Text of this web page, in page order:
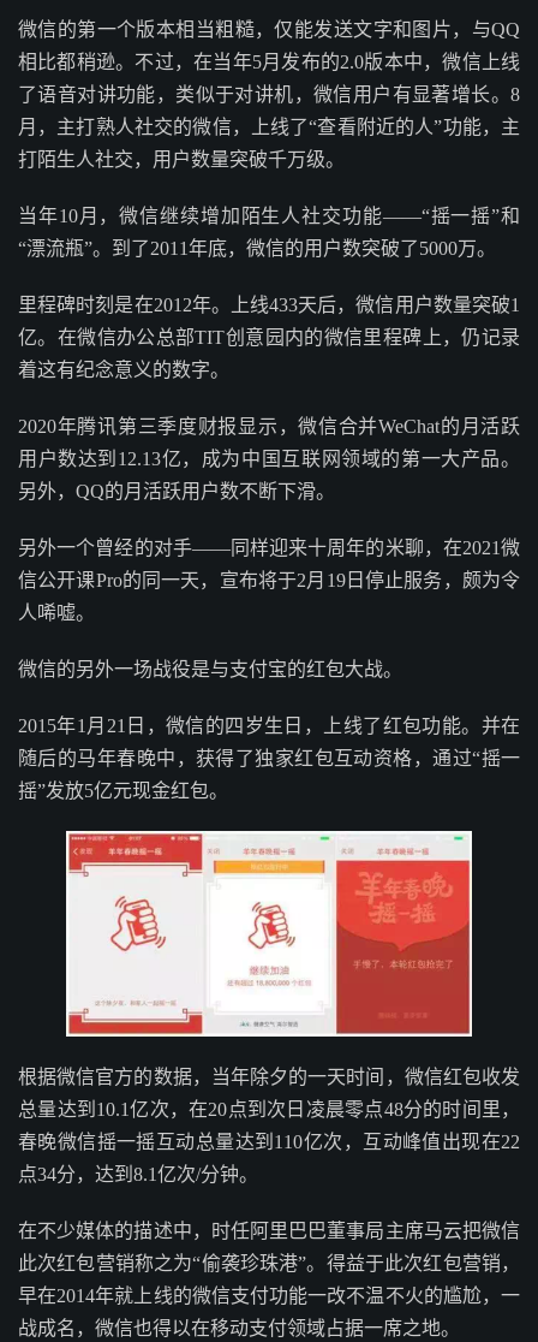
微信的第一个版本相当粗糙，仅能发送文字和图片，与QQ
相比都稍逊。不过，在当年5月发布的2.0版本中，微信上线
了语音对讲功能，类似于对讲机，微信用户有显著增长。8
月，主打熟人社交的微信，上线了“查看附近的人”功能，主
打陌生人社交，用户数量突破千万级。
当年10月，微信继续增加陌生人社交功能——“摇一摇”和
“漂流瓶”。到了2011年底，微信的用户数突破了5000万。
里程碑时刻是在2012年。上线433天后，微信用户数量突破1
亿。在微信办公总部TIT创意园内的微信里程碑上，仍记录
着这有纪念意义的数字。
2020年腾讯第三季度财报显示，微信合并WeChat的月活跃
用户数达到12.13亿，成为中国互联网领域的第一大产品。
另外，QQ的月活跃用户数不断下滑。
另外一个曾经的对手——同样迎来十周年的米聊，在2021微
信公开课Pro的同一天，宣布将于2月19日停止服务，颇为令
人唏嘘。
微信的另外一场战役是与支付宝的红包大战。
2015年1月21日，微信的四岁生日，上线了红包功能。并在
随后的马年春晚中，获得了独家红包互动资格，通过“摇一
摇”发放5亿元现金红包。
根据微信官方的数据，当年除夕的一天时间，微信红包收发
总量达到10.1亿次，在20点到次日凌晨零点48分的时间里，
春晚微信摇一摇互动总量达到110亿次，互动峰值出现在22
点34分，达到8.1亿次/分钟。
在不少媒体的描述中，时任阿里巴巴董事局主席马云把微信
此次红包营销称之为“偷袭珍珠港”。得益于此次红包营销，
早在2014年就上线的微信支付功能一改不温不火的尴尬，一
战成名，微信也得以在移动支付领域占据一席之地。